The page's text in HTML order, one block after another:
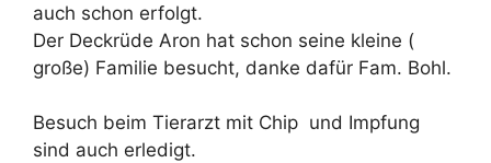
auch schon erfolgt.
Der Deckrüde Aron hat schon seine kleine (
große) Familie besucht, danke dafür Fam. Bohl.
Besuch beim Tierarzt mit Chip und Impfung
sind auch erledigt.